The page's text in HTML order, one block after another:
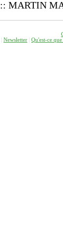
:: MARTIN
Newsletter Qu'est-ce